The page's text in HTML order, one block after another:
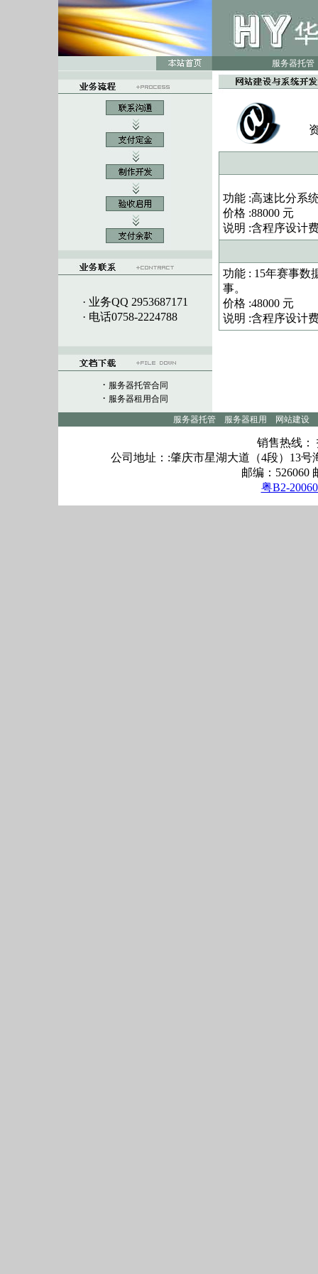
服务器托管
· 业务QQ 2953687171
· 电话0758-2224788
· 服务器托管合同
· 服务器租用合同
功能 :高速比分系
价格 :88000 元
说明 :含程序设计
功能 : 15年赛事数
事。
价格 :48000 元
说明 :含程序设计
服务器托管 服务器租用 网站建设
销售热线：
公司地址：:肇庆市星湖大道（4段）13号
邮编：526060
粤B2-